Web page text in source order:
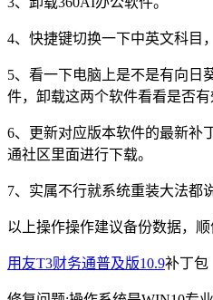
4、快捷键切换一下中英文科目，
5、看一下电脑上是不是有向日
件，卸载这两个软件看看是否有
6、更新对应版本软件的最新补
通社区里面进行下载。
7、实属不行就系统重装大法都
以上操作操作建议备份数据，顺
用友T3财务通普及版10.9补丁包